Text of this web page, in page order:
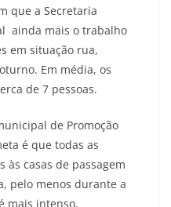
que a Secretaria
ainda mais o trabalho
em situação rua,
Em média, os
de 7 pessoas.
de Promoção
é que todas as
às casas de passagem
pelo menos durante a
mais intenso.